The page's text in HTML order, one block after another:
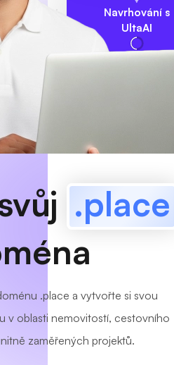
Navrhování s
UltaAI
.place
.place a vytvořte si svou
v oblasti nemovitostí, cestovního
zaměřených projektů.